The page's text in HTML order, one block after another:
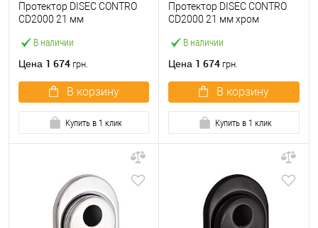
В наличии
Протектор DISEC CONTRO
CD2000 21 мм
матовая
Цена 1 674 грн.
В корзину
Купить в 1 клик
В наличии
Протектор DISEC CONTRO
CD2000 21 мм хром
Цена 1 674 грн.
В корзину
Купить в 1 клик